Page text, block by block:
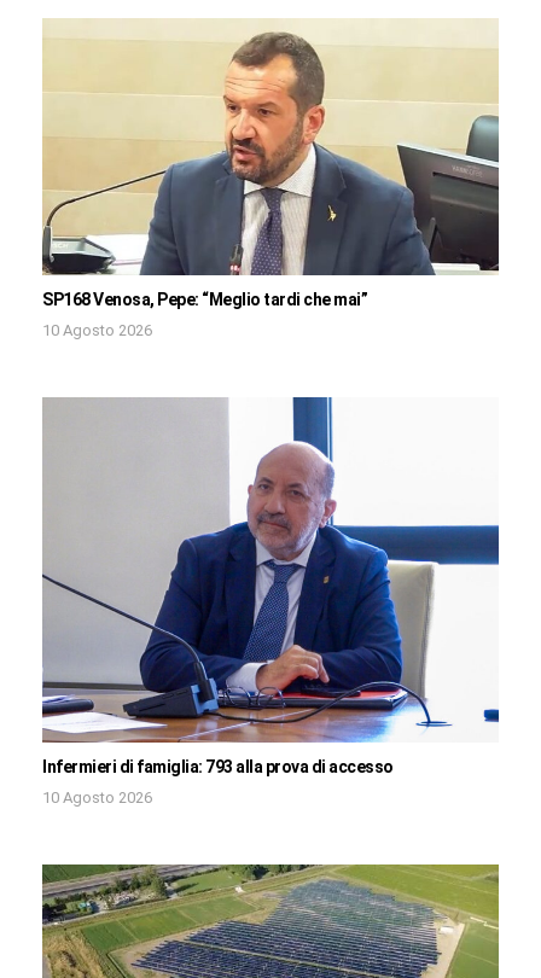
SP168 Venosa, Pepe: “Meglio tardi che mai”
10 Agosto 2026
Infermieri di famiglia: 793 alla prova di accesso
10 Agosto 2026